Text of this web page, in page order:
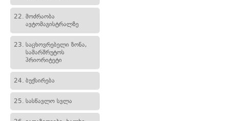
22. მოძრაობა
ავტომაგისტრალზე
23. საცხოვრებელი ზონა,
სამარშრუტოს
პრიორიტეტი
24. ბუქსირება
25. სასწავლო სვლა